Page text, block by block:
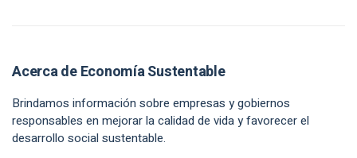
Acerca de Economía Sustentable
Brindamos información sobre empresas y gobiernos
responsables en mejorar la calidad de vida y favorecer el
desarrollo social sustentable.